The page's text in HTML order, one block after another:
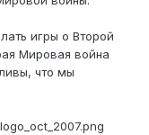
игры о Второй
Мировая война
что мы